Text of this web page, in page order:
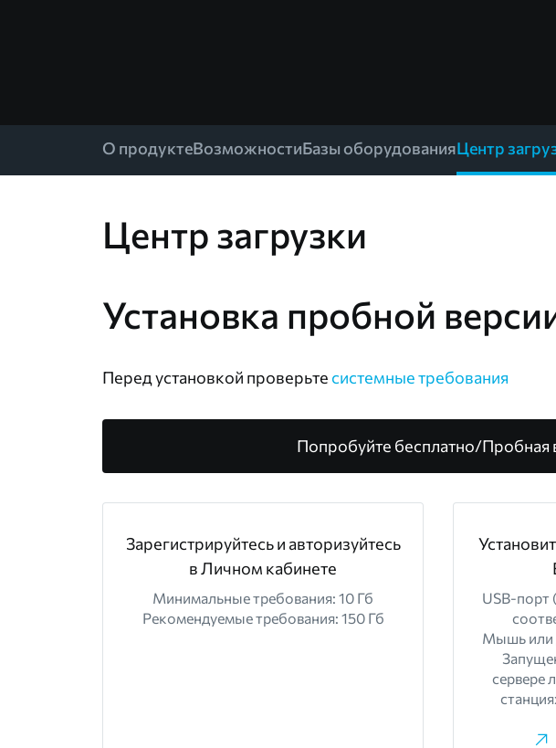
О продуктеВозможностиБазы оборудованияЦентр
Центр загрузки
Установка пробной
Перед установкой проверьте системные требования
Попробуйте бесплатно/Пробная
Зарегистрируйтесь и авторизуйтесь
в Личном кабинете
Минимальные требования: 10 Гб
Рекомендуемые требования: 150 Гб
USB-порт
Мышь или
сервере